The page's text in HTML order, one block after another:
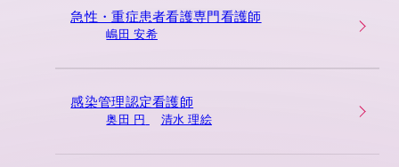
急性・重症患者看護専門看護師
嶋田 安希
感染管理認定看護師
奥田 円 清水 理絵